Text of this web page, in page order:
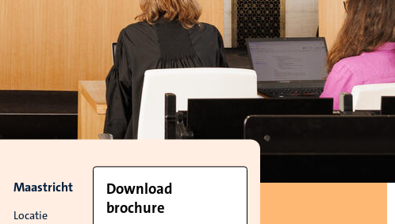
Locatie
Maastricht
Download
brochure